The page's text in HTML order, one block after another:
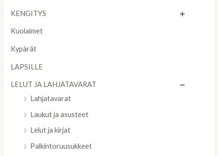
KENGITYS
Kuolaimet
Kypärät
LAPSILLE
LELUT JA LAHJATAVARAT
Lahjatavarat
Laukut ja asusteet
Lelut ja kirjat
Palkintoruusukkeet